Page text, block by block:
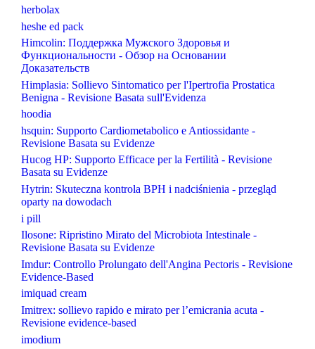
herbolax
heshe ed pack
Himcolin: Поддержка Мужского Здоровья и
Функциональности - Обзор на Основании
Доказательств
Himplasia: Sollievo Sintomatico per l'Ipertrofia Prostatica
Benigna - Revisione Basata sull'Evidenza
hoodia
hsquin: Supporto Cardiometabolico e Antiossidante -
Revisione Basata su Evidenze
Hucog HP: Supporto Efficace per la Fertilità - Revisione
Basata su Evidenze
Hytrin: Skuteczna kontrola BPH i nadciśnienia - przegląd
oparty na dowodach
i pill
Ilosone: Ripristino Mirato del Microbiota Intestinale -
Revisione Basata su Evidenze
Imdur: Controllo Prolungato dell'Angina Pectoris - Revisione
Evidence-Based
imiquad cream
Imitrex: sollievo rapido e mirato per l’emicrania acuta -
Revisione evidence-based
imodium